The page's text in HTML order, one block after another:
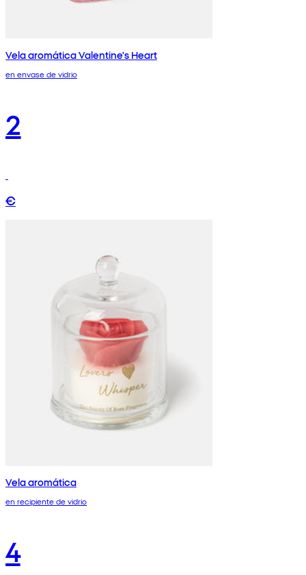
Vela aromática Valentine's Heart
en envase de vidrio
2
€
Vela aromática
en recipiente de vidrio
4